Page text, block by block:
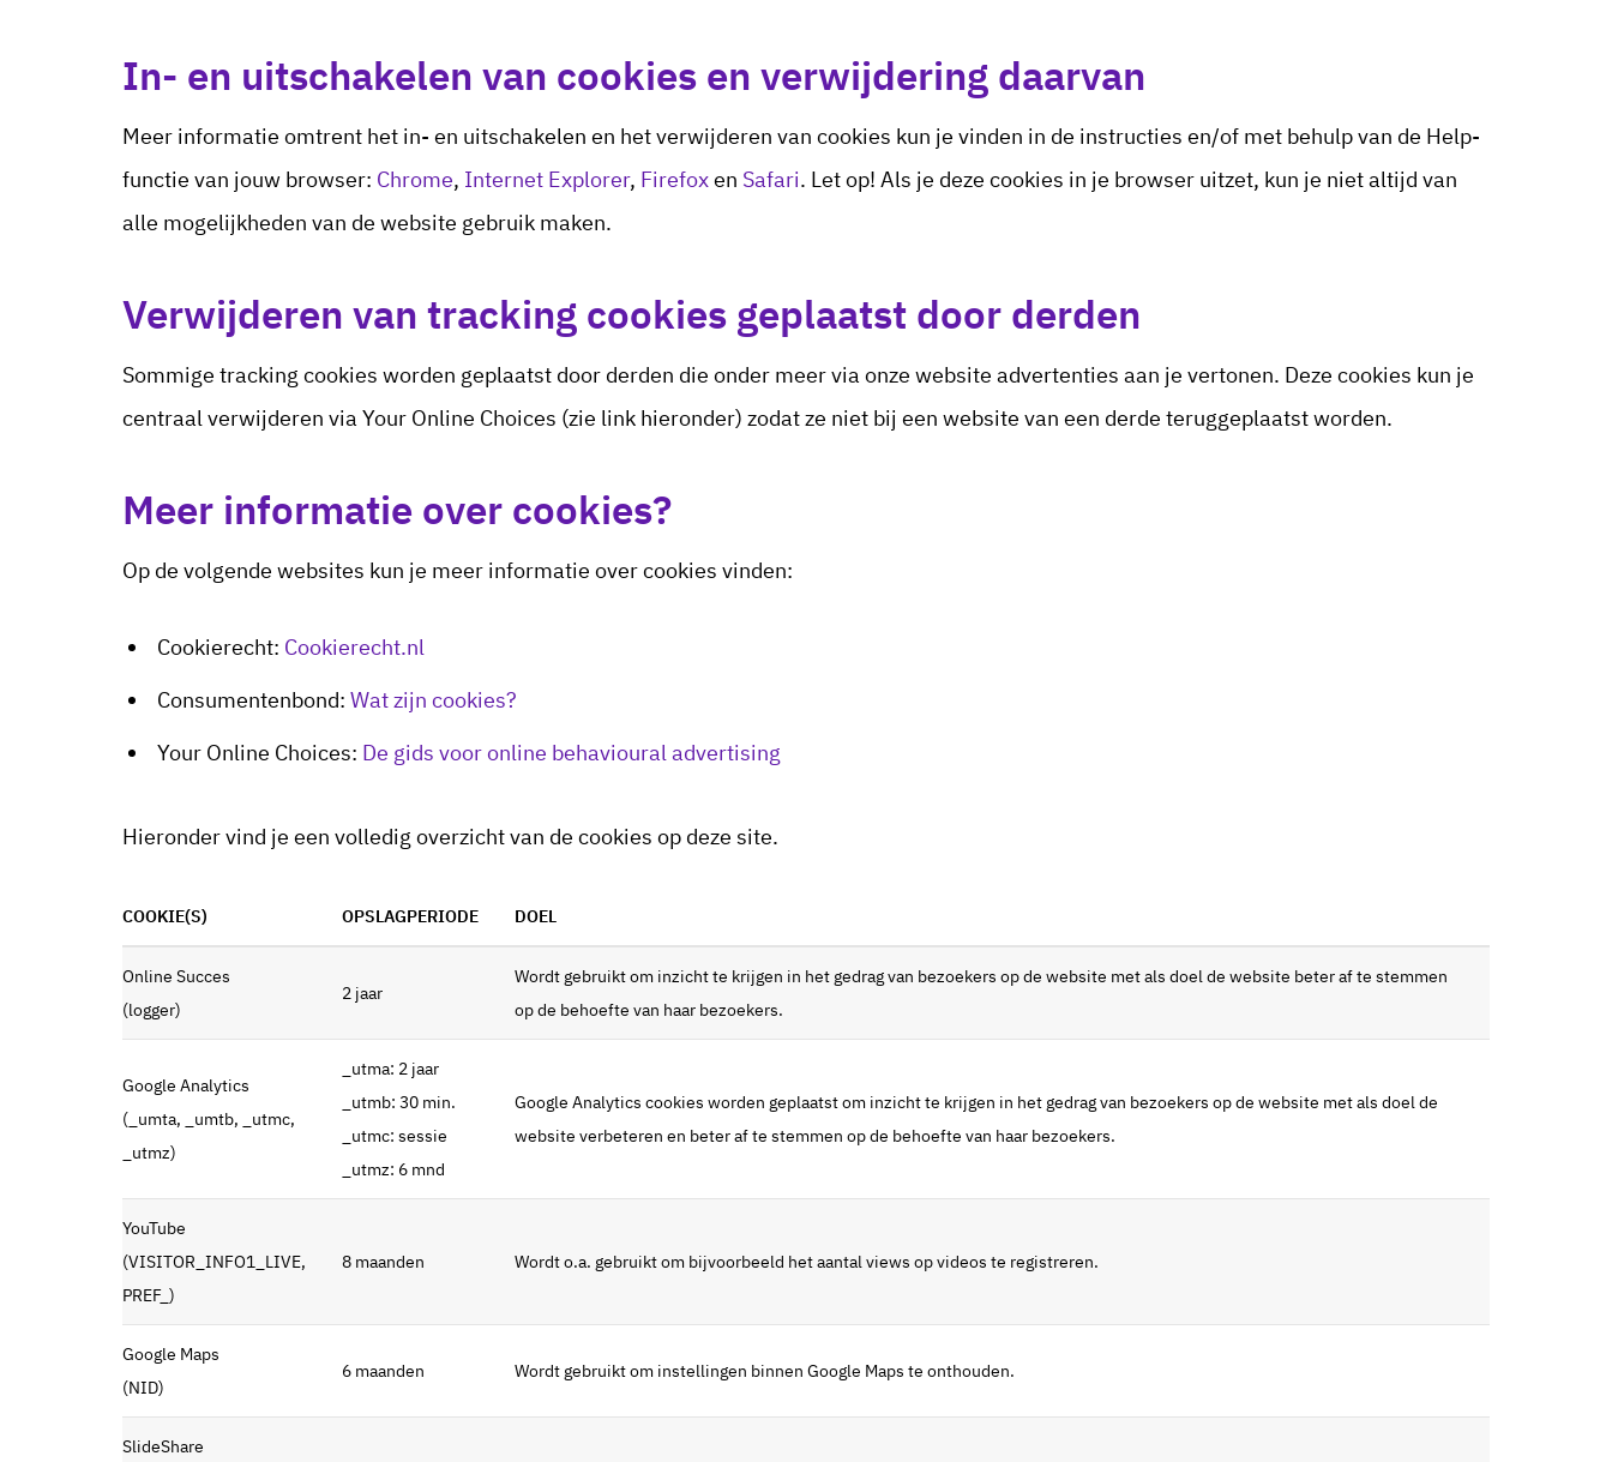
In- en uitschakelen van cookies en verwijdering daarvan
Meer informatie omtrent het in- en uitschakelen en het verwijderen van cookies kun je vinden in de instructies en/of met behulp van de Help-
functie van jouw browser: Chrome, Internet Explorer, Firefoxen Safari. Let op! Als je deze cookies in je browser uitzet, kun je niet altijd van
alle mogelijkheden van de website gebruik maken.
Verwijderen van tracking cookies geplaatst door derden
Sommige tracking cookies worden geplaatst door derden die onder meer via onze website advertenties aan je vertonen. Deze cookies kun je
centraal verwijderen via Your Online Choices (zie link hieronder) zodat ze niet bij een website van een derde teruggeplaatst worden.
Meer informatie over cookies?
Op de volgende websites kun je meer informatie over cookies vinden:
Cookierecht: Cookierecht.nl
Consumentenbond: Wat zijn cookies?
Your Online Choices: De gids voor online behavioural advertising
Hieronder vind je een volledig overzicht van de cookies op deze site.
COOKIE(S) OPSLAGPERIODE DOEL
Online Succes
(logger)
2 jaar
Wordt gebruikt om inzicht te krijgen in het gedrag van bezoekers op de website met als doel de website beter af te stemmen
op de behoefte van haar bezoekers.
Google Analytics
(_umta, _umtb, _utmc,
_utmz)
_utma: 2 jaar
_utmb: 30 min.
_utmc: sessie
_utmz: 6 mnd
Google Analytics cookies worden geplaatst om inzicht te krijgen in het gedrag van bezoekers op de website met als doel de
website verbeteren en beter af te stemmen op de behoefte van haar bezoekers.
YouTube
(VISITOR_INFO1_LIVE,
PREF_)
8 maanden Wordt o.a. gebruikt om bijvoorbeeld het aantal views op videos te registreren.
Google Maps
(NID)
6 maanden Wordt gebruikt om instellingen binnen Google Maps te onthouden.
SlideShare